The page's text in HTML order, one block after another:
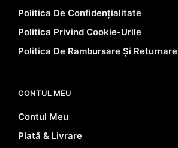
Politica De Confidențialitate
Politica Privind Cookie-Urile
Politica De Rambursare Și Returnare
CONTUL MEU
Contul Meu
Plată & Livrare